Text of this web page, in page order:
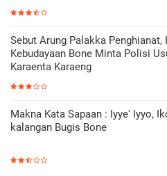
Sebut Arung Palakka Penghianat,
Kebudayaan Bone Minta Polisi
Karaenta Karaeng
Makna Kata Sapaan : Iyye' Iyyo,
kalangan Bugis Bone